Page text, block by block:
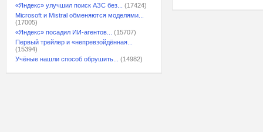
«Яндекс» улучшил поиск АЗС без...
(17424)
Microsoft и Mistral обменяются моделями...
(17005)
«Яндекс» посадил ИИ-агентов...
(15707)
Первый трейлер и «непревзойдённая...
(15394)
Учёные нашли способ обрушить...
(14982)